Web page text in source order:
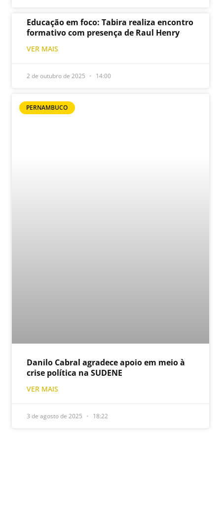
Educação em foco: Tabira realiza encontro
formativo com presença de Raul Henry
VER MAIS
2 de outubro de 2025 14:00
PERNAMBUCO
Danilo Cabral agradece apoio em meio à
crise política na SUDENE
VER MAIS
3 de agosto de 2025 18:22